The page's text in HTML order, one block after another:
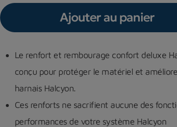
Ajouter au panier
Le renfort et rembourage confort deluxe
conçu pour protéger le matériel et
harnais Halcyon.
Ces renforts ne sacrifient aucune des
performances de votre système Halcyon